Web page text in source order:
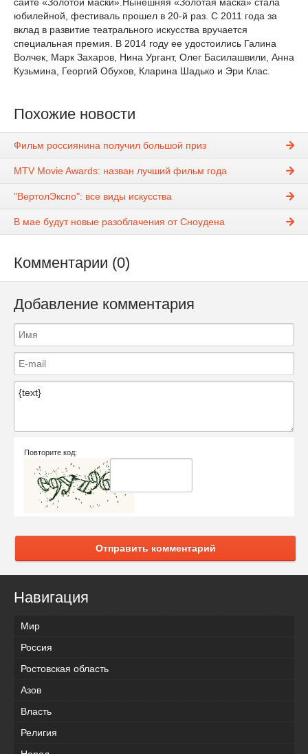
юбилейной, фестиваль прошел в 20-й раз. С 2011 года за
вклад в развитие театрального искусства вручается
специальная премия. В 2014 году ее удостоились Галина
Волчек, Марк Захаров, Нина Ургант, Олег Басилашвили, Анна
Кузьмина, Георгий Обухов, Кларина Шадько и Эри Клас.
Похожие новости
Фильм россиянина получил большой приз
MTV Movie Awards: назван лучший фильм года
"ВертолЭкспо": все виды искусства
В мае будут новые разоблачения от Сноудена
Комментарии (0)
Добавление комментария
Повторите код:
Отправить комментарий
Навигация
Мир
Россия
Ростовская область
Азов
Власть
Религия